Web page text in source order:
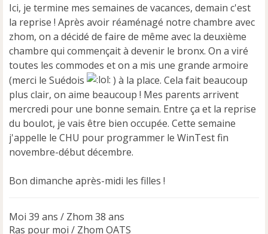
Ici, je termine mes semaines de vacances, demain c'est
la reprise ! Après avoir réaménagé notre chambre avec
zhom, on a décidé de faire de même avec la deuxième
chambre qui commençait à devenir le bronx. On a viré
toutes les commodes et on a mis une grande armoire
(merci le Suédois
) à la place. Cela fait beaucoup
plus clair, on aime beaucoup ! Mes parents arrivent
mercredi pour une bonne semain. Entre ça et la reprise
du boulot, je vais être bien occupée. Cette semaine
j'appelle le CHU pour programmer le WinTest fin
novembre-début décembre.
Bon dimanche après-midi les filles !
Moi 39 ans / Zhom 38 ans
Ras pour moi / Zhom OATS